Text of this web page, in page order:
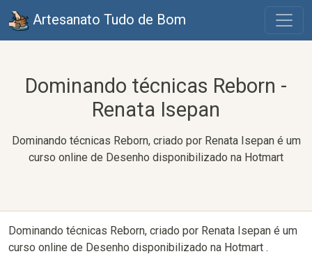
Artesanato Tudo de Bom
Dominando técnicas Reborn -
Renata Isepan
Dominando técnicas Reborn, criado por Renata Isepan é um
curso online de Desenho disponibilizado na Hotmart
Dominando técnicas Reborn, criado por Renata Isepan é um
curso online de Desenho disponibilizado na Hotmart .